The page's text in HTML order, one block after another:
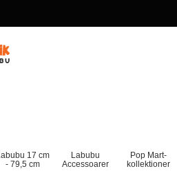
17 cm
- 79,5 cm
Labubu
Accessoarer
Pop Mart-
kollektioner